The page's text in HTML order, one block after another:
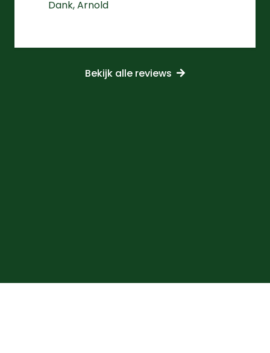
Dank, Arnold
Bekijk alle reviews